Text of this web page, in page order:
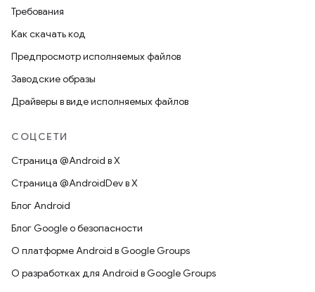
Требования
Как скачать код
Предпросмотр исполняемых файлов
Заводские образы
Драйверы в виде исполняемых файлов
СОЦСЕТИ
Страница @Android в X
Страница @AndroidDev в X
Блог Android
Блог Google о безопасности
О платформе Android в Google Groups
О разработках для Android в Google Groups